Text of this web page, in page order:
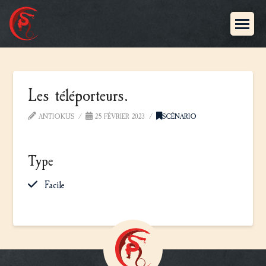
Les téléporteurs.
ANTIOKUS 25 FÉVRIER 2023 SCÉNARIO
Type
Facile